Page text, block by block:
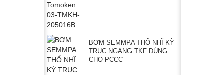
BƠM SEMMPA THỔ NHĨ KỲ
TRỤC NGANG TKF DÙNG
CHO PCCC